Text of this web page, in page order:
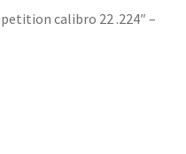
calibro 22 .224″ –